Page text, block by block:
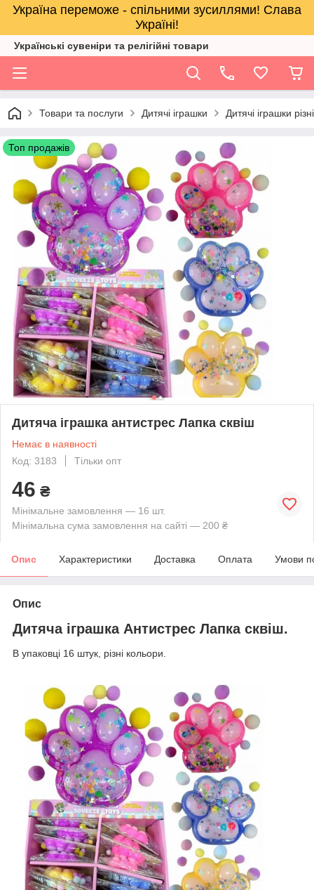
Україна переможе - спільними зусиллями! Слава
Україні!
Українські сувеніри та релігійнi товари
Товари та послуги Дитячі іграшки Дитячі іграшки
Топ продажів
Дитяча іграшка антистрес Лапка сквіш
Немає в наявності
Код: 3183
Тільки опт
46 ₴
Мінімальне замовлення — 16 шт.
Мінімальна сума замовлення на сайті — 200 ₴
Опис Характеристики Доставка Оплата Умови
Опис
Дитяча іграшка Антистрес Лапка сквіш.
В упаковці 16 штук, різні кольори.